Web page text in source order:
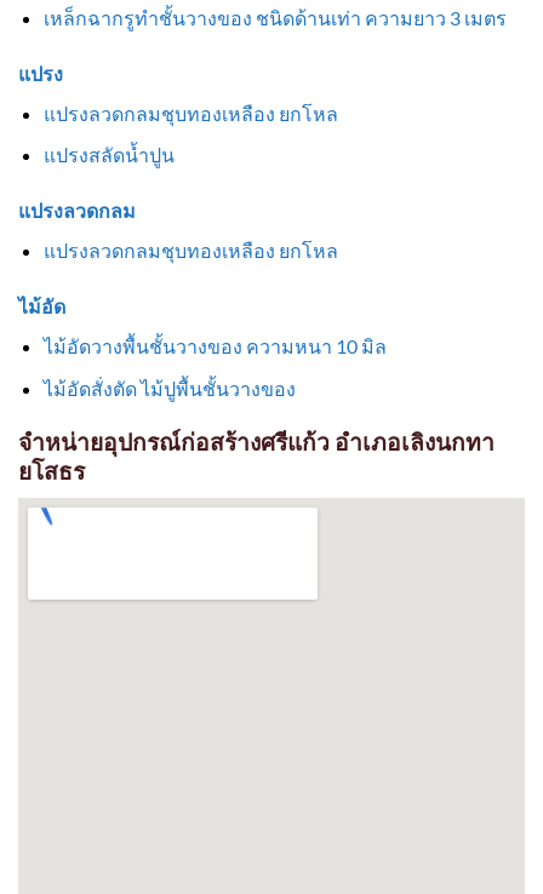
เหล็กฉากรูทำชั้นวางของ ชนิดด้านเท่า ความยาว 3 เมตร
แปรง
แปรงลวดกลมชุบทองเหลือง ยกโหล
แปรงสลัดน้ำปูน
แปรงลวดกลม
แปรงลวดกลมชุบทองเหลือง ยกโหล
ไม้อัด
ไม้อัดวางพื้นชั้นวางของ ความหนา 10 มิล
ไม้อัดสั่งตัด ไม้ปูพื้นชั้นวางของ
จำหน่ายอุปกรณ์ก่อสร้างศรีแก้ว อำเภอเลิงนกทา
ยโสธร